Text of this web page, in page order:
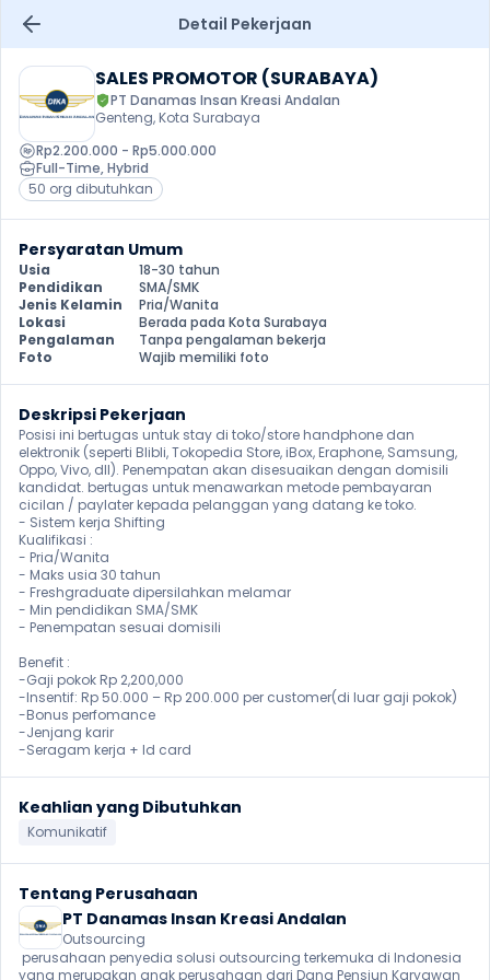
Detail Pekerjaan
SALES PROMOTOR (SURABAYA)
PT Danamas Insan Kreasi Andalan
Genteng, Kota Surabaya
Rp2.200.000 - Rp5.000.000
Full-Time, Hybrid
50 org dibutuhkan
Persyaratan Umum
Usia
18-30 tahun
Pendidikan
SMA/SMK
Jenis Kelamin
Pria/Wanita
Lokasi
Berada pada Kota Surabaya
Pengalaman
Tanpa pengalaman bekerja
Foto
Wajib memiliki foto
Deskripsi Pekerjaan
Posisi ini bertugas untuk stay di toko/store handphone dan
elektronik (seperti Blibli, Tokopedia Store, iBox, Eraphone, Samsung,
Oppo, Vivo, dll). Penempatan akan disesuaikan dengan domisili
kandidat. bertugas untuk menawarkan metode pembayaran
cicilan / paylater kepada pelanggan yang datang ke toko.
- Sistem kerja Shifting
Kualifikasi :
- Pria/Wanita
- Maks usia 30 tahun
- Freshgraduate dipersilahkan melamar
- Min pendidikan SMA/SMK
- Penempatan sesuai domisili
Benefit :
-Gaji pokok Rp 2,200,000
-Insentif: Rp 50.000 – Rp 200.000 per customer(di luar gaji pokok)
-Bonus perfomance
-Jenjang karir
-Seragam kerja + Id card
Keahlian yang Dibutuhkan
Komunikatif
Tentang Perusahaan
PT Danamas Insan Kreasi Andalan
Outsourcing
perusahaan penyedia solusi outsourcing terkemuka di Indonesia
yang merupakan anak perusahaan dari Dana Pensiun Karyawan